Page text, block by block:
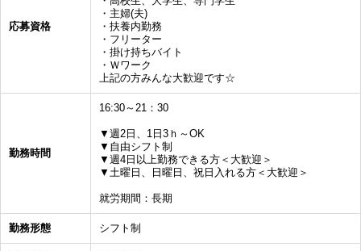
応募資格
・主婦(夫)
・扶養内勤務
・フリーター
・掛け持ちバイト
・Ｗワーク
上記の方みんな大歓迎です☆
勤務時間
16:30～21：30
▼週2日、1日3ｈ～OK
▼自由シフト制
▼週4日以上勤務できる方＜大歓迎＞
▼土曜日、日曜日、祝日入れる方＜大歓迎＞
就労期間：長期
勤務形態 シフト制